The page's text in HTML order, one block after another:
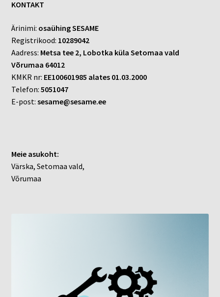
KONTAKT
Ärinimi: osaühing SESAME
Registrikood: 10289042
Aadress: Metsa tee 2, Lobotka küla Setomaa vald
Võrumaa 64012
KMKR nr: EE100601985 alates 01.03.2000
Telefon: 5051047
E-post: sesame@sesame.ee
Meie asukoht:
Värska, Setomaa vald,
Võrumaa